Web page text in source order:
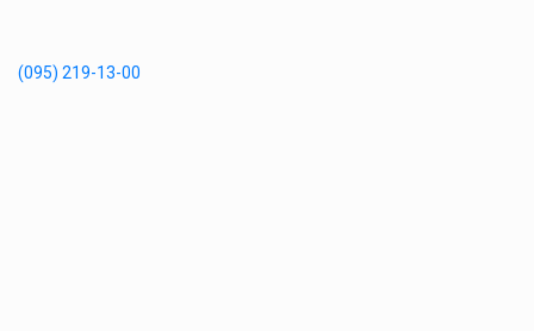
(095) 219-13-00